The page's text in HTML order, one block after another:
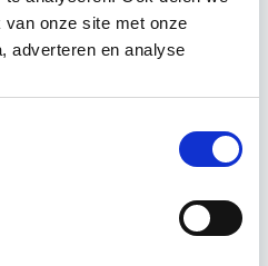
onze site met onze
adverteren en analyse
je om integraal
en/of te